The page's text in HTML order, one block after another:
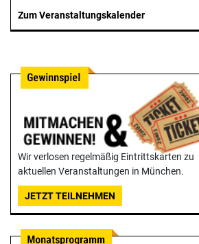
Zum Veranstaltungskalender
Wir verlosen regelmäßig Eintrittskarten zu
aktuellen Veranstaltungen in München.
JETZT TEILNEHMEN